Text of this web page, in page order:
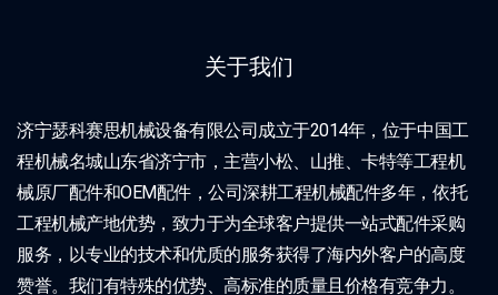
关于我们
济宁瑟科赛思机械设备有限公司成立于2014年，位于中国工
程机械名城山东省济宁市，主营小松、山推、卡特等工程机
械原厂配件和OEM配件，公司深耕工程机械配件多年，依托
工程机械产地优势，致力于为全球客户提供一站式配件采购
服务，以专业的技术和优质的服务获得了海内外客户的高度
赞誉。我们有特殊的优势、高标准的质量且价格有竞争力。